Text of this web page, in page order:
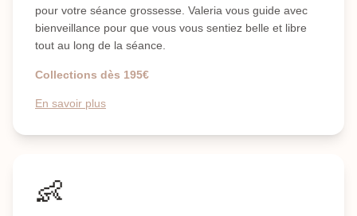
pour votre séance grossesse. Valeria vous guide avec
bienveillance pour que vous vous sentiez belle et libre
tout au long de la séance.
Collections dès 195€
En savoir plus
👶